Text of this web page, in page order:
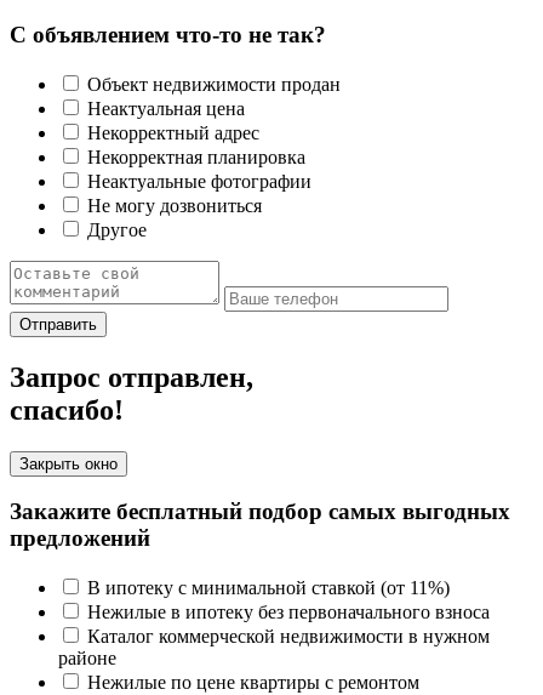
С объявлением что-то не так?
Объект недвижимости продан
Неактуальная цена
Некорректный адрес
Некорректная планировка
Неактуальные фотографии
Не могу дозвониться
Другое
Отправить
Запрос отправлен,
спасибо!
Закрыть окно
Закажите бесплатный подбор самых выгодных
предложений
В ипотеку с минимальной ставкой (от 11%)
Нежилые в ипотеку без первоначального взноса
Каталог коммерческой недвижимости в нужном
районе
Нежилые по цене квартиры с ремонтом